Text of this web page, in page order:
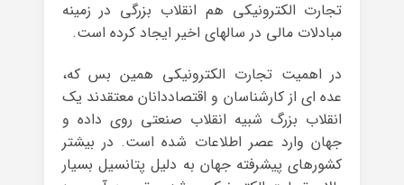
تجارت الکترونیکی هم انقلاب بزرگی در زمینه
مبادلات مالی در سالهای اخیر ایجاد کرده است.
در اهمیت تجارت الکترونیکی همین بس که،
عده ای از کارشناسان و اقتصاددانان معتقدند یک
انقلاب بزرگ شبیه انقلاب صنعتی روی داده و
جهان وارد عصر اطلاعات شده است. در بیشتر
کشورهای پیشرفته جهان به دلیل پتانسیل بسیار